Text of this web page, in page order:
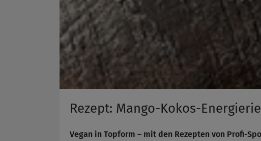
Rezept: Mango-Kokos-
Vegan in Topform – mit den Rezepten von Profi-